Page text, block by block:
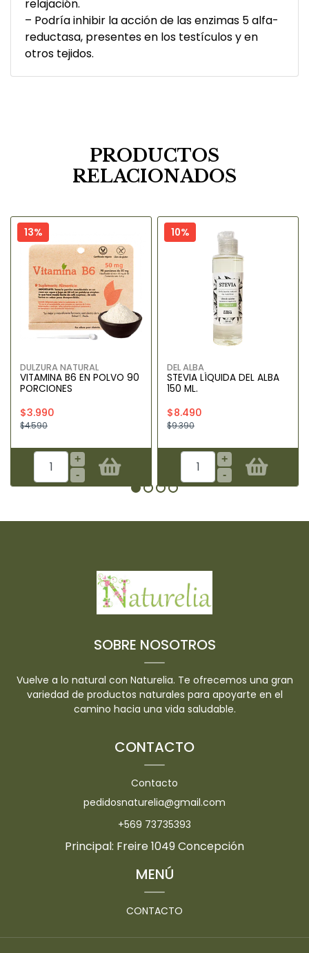
relajación.
– Podría inhibir la acción de las enzimas 5 alfa-
reductasa, presentes en los testículos y en
otros tejidos.
PRODUCTOS
RELACIONADOS
13%
DULZURA NATURAL
VITAMINA B6 EN POLVO 90
PORCIONES
$3.990
$4.590
+
-
10%
DEL ALBA
STEVIA LÍQUIDA DEL ALBA
150 ML.
$8.490
$9.390
+
-
SOBRE NOSOTROS
Vuelve a lo natural con Naturelia. Te ofrecemos una gran
variedad de productos naturales para apoyarte en el
camino hacia una vida saludable.
CONTACTO
Contacto
pedidosnaturelia@gmail.com
+569 73735393
Principal: Freire 1049 Concepción
MENÚ
CONTACTO